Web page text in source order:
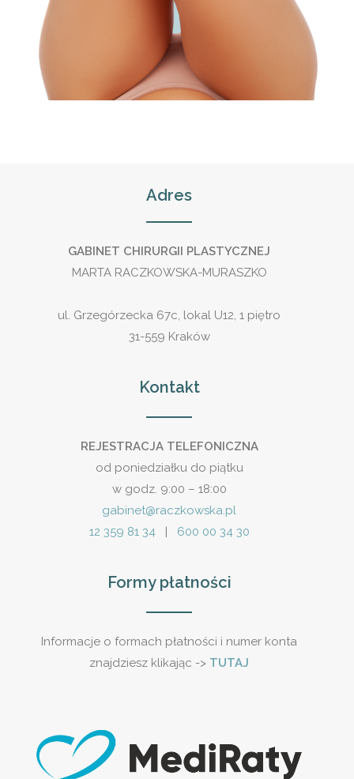
Adres
GABINET CHIRURGII PLASTYCZNEJ
MARTA RACZKOWSKA-MURASZKO
ul. Grzegórzecka 67c, lokal U12, 1 piętro
31-559 Kraków
Kontakt
REJESTRACJA TELEFONICZNA
od poniedziałku do piątku
w godz. 9:00 – 18:00
gabinet@raczkowska.pl
12 359 81 34| 600 00 34 30
Formy płatności
Informacje o formach płatności i numer konta
znajdziesz klikając -> TUTAJ